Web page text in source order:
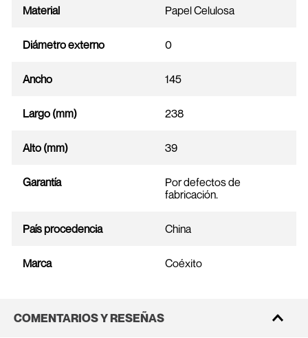
Material Papel Celulosa
Diámetro externo 0
Ancho 145
Largo (mm) 238
Alto (mm) 39
Garantía
Por defectos de
fabricación.
País procedencia China
Marca Coéxito
COMENTARIOS Y RESEÑAS